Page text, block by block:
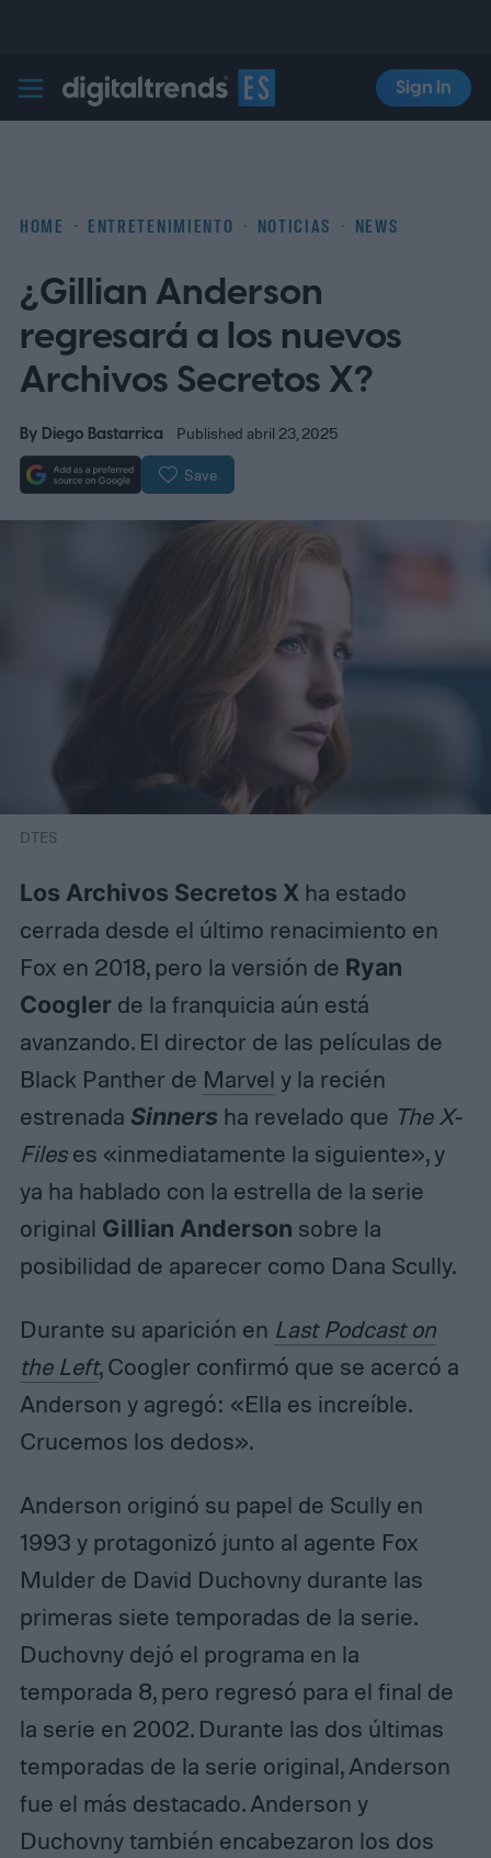
Digital Trends Español
Sign In
HOME ENTRETENIMIENTO NOTICIAS NEWS
¿Gillian Anderson
regresará a los nuevos
Archivos Secretos X?
By Diego Bastarrica Published abril 23, 2025
Save
DTES
Los Archivos Secretos Xha estado
cerrada desde el último renacimiento en
Fox en 2018, pero la versión de Ryan
Cooglerde la franquicia aún está
avanzando. El director de las películas de
Black Panther de Marvel y la recién
estrenada Sinners ha revelado que The X-
Fileses «inmediatamente la siguiente», y
ya ha hablado con la estrella de la serie
original Gillian Anderson sobre la
posibilidad de aparecer como Dana Scully.
Durante su aparición en Last Podcast on
the Left, Coogler confirmó que se acercó a
Anderson y agregó: «Ella es increíble.
Crucemos los dedos».
Anderson originó su papel de Scully en
1993 y protagonizó junto al agente Fox
Mulder de David Duchovny durante las
primeras siete temporadas de la serie.
Duchovny dejó el programa en la
temporada 8, pero regresó para el final de
la serie en 2002. Durante las dos últimas
temporadas de la serie original, Anderson
fue el más destacado. Anderson y
Duchovny también encabezaron los dos